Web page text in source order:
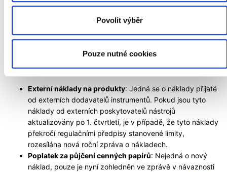
Povolit výběr
Pouze nutné cookies
Pokud jsou náklady změněny
zprávy a změnu Vám oznámíme. Nejčastější aktualizace jsou
způsobeny:
Externí náklady na produkty: Jedná se o náklady přijaté
od externích dodavatelů instrumentů. Pokud jsou tyto
náklady od externích poskytovatelů nástrojů
aktualizovány po 1. čtvrtletí, je v případě, že tyto náklady
překročí regulačními předpisy stanovené limity,
rozesílána nová roční zpráva o nákladech.
Poplatek za půjčení cenných papírů: Nejedná o nový
náklad, pouze je nyní zohledněn ve zprávě v návaznosti